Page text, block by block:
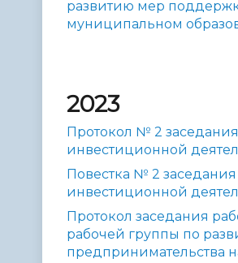
развитию мер
муниципальном
2023
Протокол № 2
инвестиционной
Повестка № 2
инвестиционной
Протокол заседания
рабочей группы по
предпринимательства